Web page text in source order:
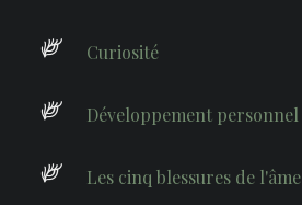
Curiosité
Développement personnel
Les cinq blessures de l'âme